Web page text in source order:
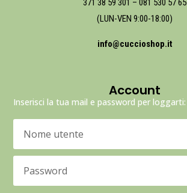
371 38 59 301 – 081 530 57 65
(LUN-VEN 9:00-18:00)
info@cuccioshop.it
Account
Inserisci la tua mail e password per loggarti: